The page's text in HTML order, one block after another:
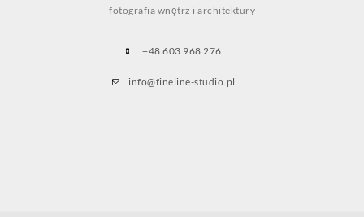
fotografia wnętrz i architektury
+48 603 968 276
info@fineline-studio.pl